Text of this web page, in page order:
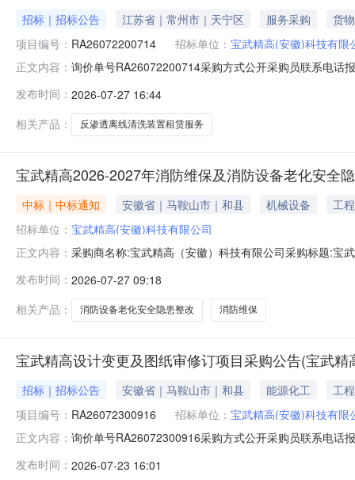
招标｜招标公告 江苏省｜常州市｜天宁区 服务采购
货物
项目编号： RA26072200714 招标单位： 宝武精高(安徽)科技有限
正文内容： 询价单号RA26072200714采购方式公开采购员联系电话
二、保证金额度：0.0元三、商务条款：质量保证与质保
发布时间： 2026-07-27 16:44
相关产品：
反渗透离线清洗装置租赁服务
宝武精高2026-2027年消防维保及消防设备老化安全
中标｜中标通知 安徽省｜马鞍山市｜和县 机械设备
工程
招标单位： 宝武精高(安徽)科技有限公司
正文内容： 采购商名称:宝武精高（安徽）科技有限公司采购标题:宝
发布时间： 2026-07-27 09:18
相关产品：
消防设备老化安全隐患整改 消防维保
宝武精高设计变更及图纸审修订项目采购公告(宝武
招标｜招标公告 安徽省｜马鞍山市｜和县 能源化工
工程
项目编号： RA26072300916 招标单位： 宝武精高(安徽)科技有限
正文内容： 询价单号RA26072300916采购方式公开采购员联系电话
金额度：0.0元三、商务条款：见询价函及附件四、技术
发布时间： 2026-07-23 16:01